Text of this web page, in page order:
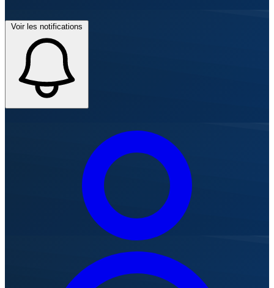
Voir les notifications